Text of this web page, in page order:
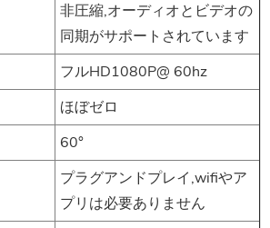
非圧縮,オーディオとビデオの
同期がサポートされています
フルHD1080P@ 60hz
ほぼゼロ
60°
プラグアンドプレイ,wifiやア
プリは必要ありません